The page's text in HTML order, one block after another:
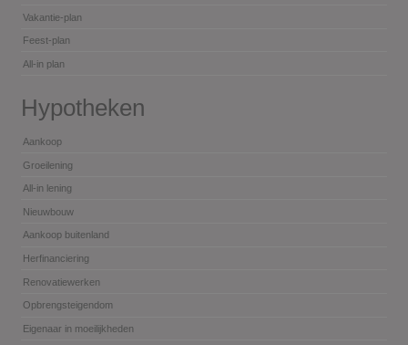
Vakantie-plan
Feest-plan
All-in plan
Hypotheken
Aankoop
Groeilening
All-in lening
Nieuwbouw
Aankoop buitenland
Herfinanciering
Renovatiewerken
Opbrengsteigendom
Eigenaar in moeilijkheden